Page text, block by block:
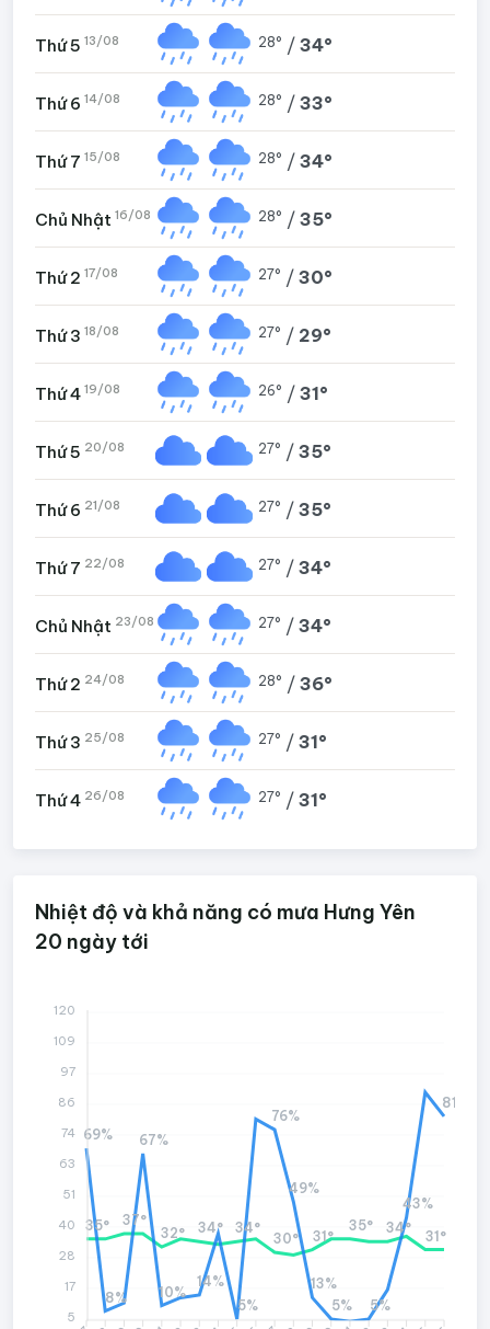
Thứ 5 13/08 28° / 34°
Thứ 6 14/08 28° / 33°
Thứ 7 15/08 28° / 34°
Chủ Nhật 16/08 28° / 35°
Thứ 2 17/08 27° / 30°
Thứ 3 18/08 27° / 29°
Thứ 4 19/08 26° / 31°
Thứ 5 20/08 27° / 35°
Thứ 6 21/08 27° / 35°
Thứ 7 22/08 27° / 34°
Chủ Nhật 23/08 27° / 34°
Thứ 2 24/08 28° / 36°
Thứ 3 25/08 27° / 31°
Thứ 4 26/08 27° / 31°
Nhiệt độ và khả năng có mưa Hưng Yên
20 ngày tới
35°
37°
32°
34° 34°
30° 31°
35° 34° 31°
69%
8%
67%
10%
14%
5%
76%
49%
13%
5%
5%
43%
81%
120
109
97
86
74
63
51
40
28
17
5